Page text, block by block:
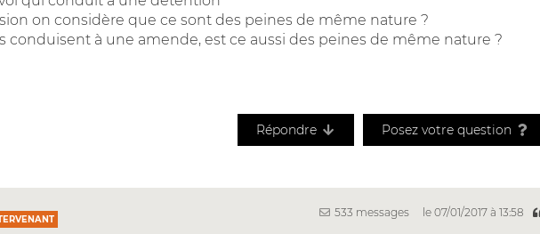
on considère que ce sont des peines de même nature ?
conduisent à une amende, est ce aussi des peines de même nature ?
Répondre Posez votre question
533 messages le 07/01/2017 à 13:58